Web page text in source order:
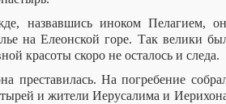
назвавшись иноком Пелагием,
на Елеонской горе. Так велики
красоты скоро не осталось и следа.
преставилась. На погребение
и жители Иерусалима и